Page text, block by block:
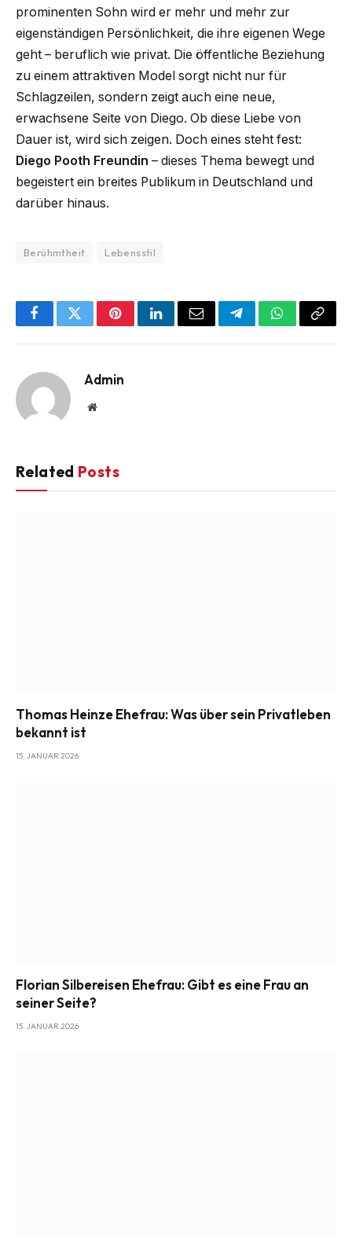
prominenten Sohn wird er mehr und mehr zur
eigenständigen Persönlichkeit, die ihre eigenen Wege
geht – beruflich wie privat. Die öffentliche Beziehung
zu einem attraktiven Model sorgt nicht nur für
Schlagzeilen, sondern zeigt auch eine neue,
erwachsene Seite von Diego. Ob diese Liebe von
Dauer ist, wird sich zeigen. Doch eines steht fest:
Diego Pooth Freundin – dieses Thema bewegt und
begeistert ein breites Publikum in Deutschland und
darüber hinaus.
Berühmtheit Lebensstil
FacebookTwitterPinterestLinkedInEmail TelegramWhatsApp
Copy
Admin
Website
Related Posts
Thomas Heinze Ehefrau: Was über sein Privatleben
bekannt ist
15. JANUAR 2026
Florian Silbereisen Ehefrau: Gibt es eine Frau an
seiner Seite?
15. JANUAR 2026